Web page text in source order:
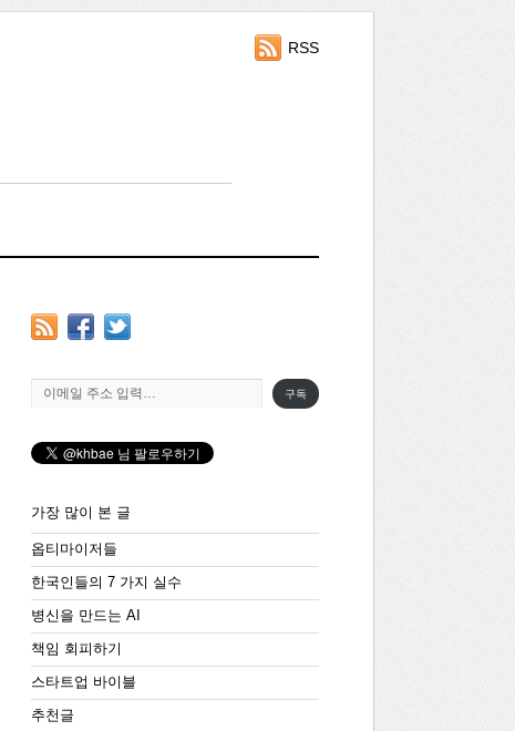
RSS
이메일 주소 입력…
구독
가장 많이 본 글
옵티마이저들
한국인들의 7 가지 실수
병신을 만드는 AI
책임 회피하기
스타트업 바이블
추천글